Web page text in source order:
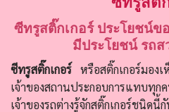
ซีทรูสติ๊กเกอร์ ประโยชน์ข
มีประโยชน์ รถ
ซีทรูสติ๊กเกอร์
หรือสติ๊กเกอร์มอง
เจ้าของสถานประกอบการแทบทุก
เจ้าของรถต่างรู้จักสติ๊กเกอร์ชนิดนี้